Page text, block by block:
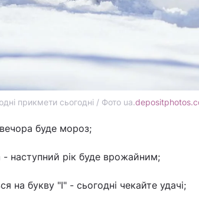
прикмети сьогодні / Фото ua.
буде мороз;
наступний рік буде врожайним;
на букву "І" - сьогодні чекайте удачі;